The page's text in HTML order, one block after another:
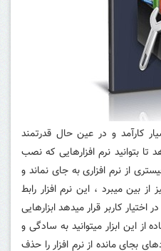
کارآمد و در عین حال قدرتمند
بتوانید نرم افزارهایی که نصب
از نرم افزاری به جای نماند و
بین میبرد ، این نرم افزار رابط
اختیار کاربر قرار میدهد ابزارهایی
این ابزار میتوانید به سادگی و
بجای مانده از نرم افزار را حذف